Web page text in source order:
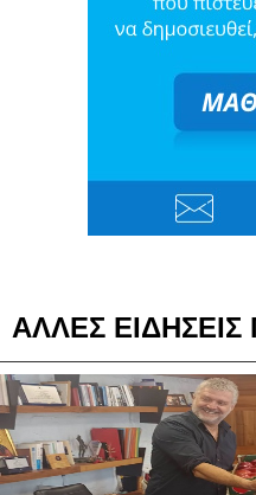
ΑΛΛΕΣ ΕΙΔΗΣΕΙΣ